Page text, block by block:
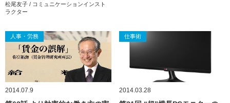
松尾友子 / コミュニケーションインスト
ラクター
人事・労務
2014.07.9
仕事術
2014.03.28